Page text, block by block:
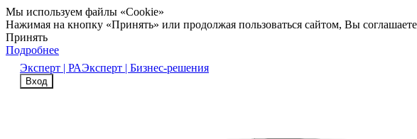
Мы используем файлы «Cookie»
Нажимая на кнопку «Принять» или продолжая пользоваться сайтом, Вы
Принять
Подробнее
Эксперт | РАЭксперт | Бизнес-решения
Вход